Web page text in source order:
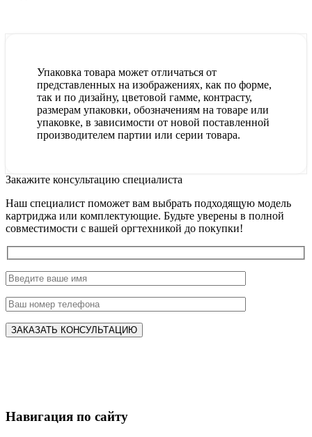
Упаковка товара может отличаться от
представленных на изображениях, как по форме,
так и по дизайну, цветовой гамме, контрасту,
размерам упаковки, обозначениям на товаре или
упаковке, в зависимости от новой поставленной
производителем партии или серии товара.
Закажите консультацию специалиста
Наш специалист поможет вам выбрать подходящую модель
картриджа или комплектующие. Будьте уверены в полной
совместимости с вашей оргтехникой до покупки!
Навигация по сайту